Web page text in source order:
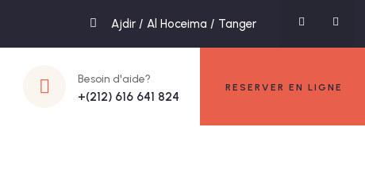
Ajdir / Al Hoceima / Tanger
Besoin d'aide?
+(212) 616 641 824
RESERVER EN LIGNE